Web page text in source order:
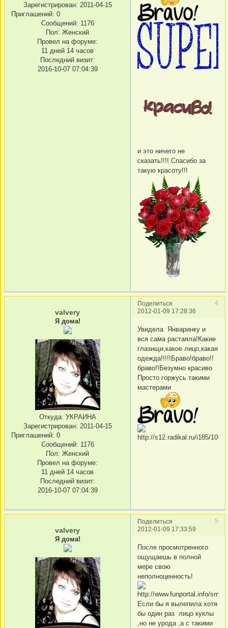
Зарегистрирован: 2011-04-15
Приглашений: 0
Сообщений: 1176
Пол: Женский
Провел на форуме:
11 дней 14 часов
Последний визит:
2016-10-07 07:04:39
и это ничего не
сказать!!!! Спасибо за
такую красоту!!!
Поделиться
4
2012-01-09 17:28:36
valvery
Я дома!
Откуда: УКРАИНА
Зарегистрирован: 2011-04-15
Приглашений: 0
Сообщений: 1176
Пол: Женский
Провел на форуме:
11 дней 14 часов
Последний визит:
2016-10-07 07:04:39
Увидела Январинку и
вся сама растаяла!Какие
глазищи,какое лицо,какая
одежда!!!!!Браво!браво!!
браво!!Безумно красиво
Просто горжусь такими
мастерами
Поделиться
5
2012-01-09 17:33:59
valvery
Я дома!
После просмотренного
ощущаешь в полной
мере свою
неполноценность!
Если бы я вылепила хотя
бы один раз лицо куклы
,но не урода ,а с такими